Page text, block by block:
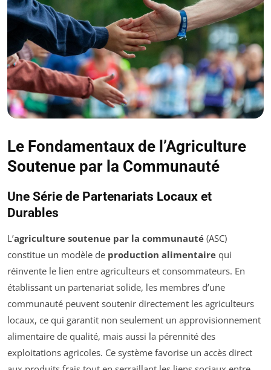
Le Fondamentaux de l’Agriculture
Soutenue par la Communauté
Une Série de Partenariats Locaux et
Durables
L’agriculture soutenue par la communauté (ASC)
constitue un modèle de production alimentaire qui
réinvente le lien entre agriculteurs et consommateurs. En
établissant un partenariat solide, les membres d’une
communauté peuvent soutenir directement les agriculteurs
locaux, ce qui garantit non seulement un approvisionnement
alimentaire de qualité, mais aussi la pérennité des
exploitations agricoles. Ce système favorise un accès direct